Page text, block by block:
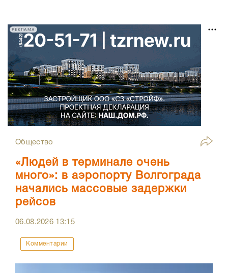
РЕКЛАМА
Общество
«Людей в терминале очень
много»: в аэропорту Волгограда
начались массовые задержки
рейсов
06.08.2026 13:15
Комментарии